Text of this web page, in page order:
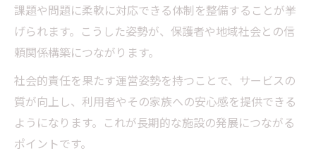
課題や問題に柔軟に対応できる体制を整備することが挙
げられます。こうした姿勢が、保護者や地域社会との信
頼関係構築につながります。
社会的責任を果たす運営姿勢を持つことで、サービスの
質が向上し、利用者やその家族への安心感を提供できる
ようになります。これが長期的な施設の発展につながる
ポイントです。